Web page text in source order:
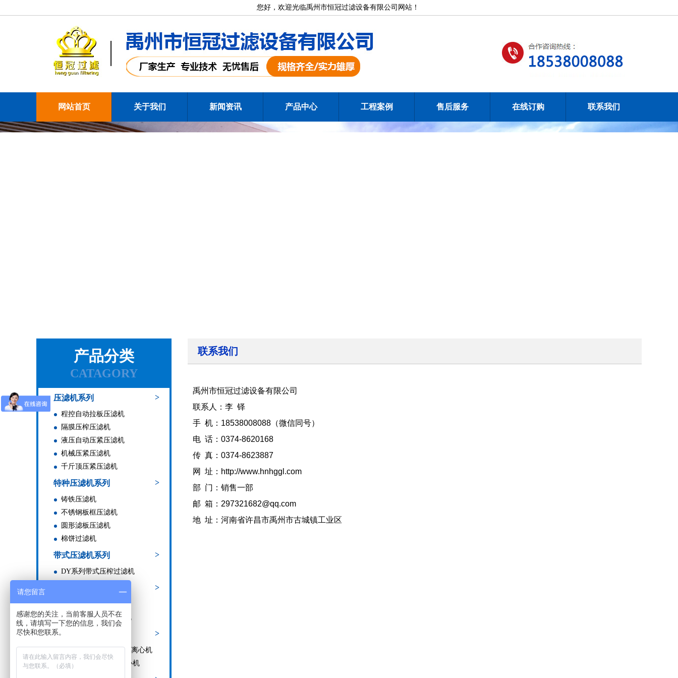
您好，欢迎光临禹州市恒冠过滤设备有限公司网站！
网站首页 关于我们 新闻资讯 产品中心 工程案例 售后服务 在线订购 联系我们
联系我们
禹州市恒冠过滤设备有限公司
联系人：李 铎
手 机：18538008088（微信同号）
电 话：0374-8620168
传 真：0374-8623887
网 址：http://www.hnhggl.com
部 门：销售一部
邮 箱：297321682@qq.com
地 址：河南省许昌市禹州市古城镇工业区
产品分类
CATAGORY
>
压滤机系列
程控自动拉板压滤机
隔膜压榨压滤机
液压自动压紧压滤机
机械压紧压滤机
千斤顶压紧压滤机
>
特种压滤机系列
铸铁压滤机
不锈钢板框压滤机
圆形滤板压滤机
棉饼过滤机
>
带式压滤机系列
DY系列带式压榨过滤机
>
不锈钢滤芯过滤器
不锈钢板框多层过滤机
>
离心机系列
SGZ型自动刮刀下卸料离心机
SS型人工上部卸料离心机
请您留言
感谢您的关注，当前客服人员不在
线，请填写一下您的信息，我们会
尽快和您联系。